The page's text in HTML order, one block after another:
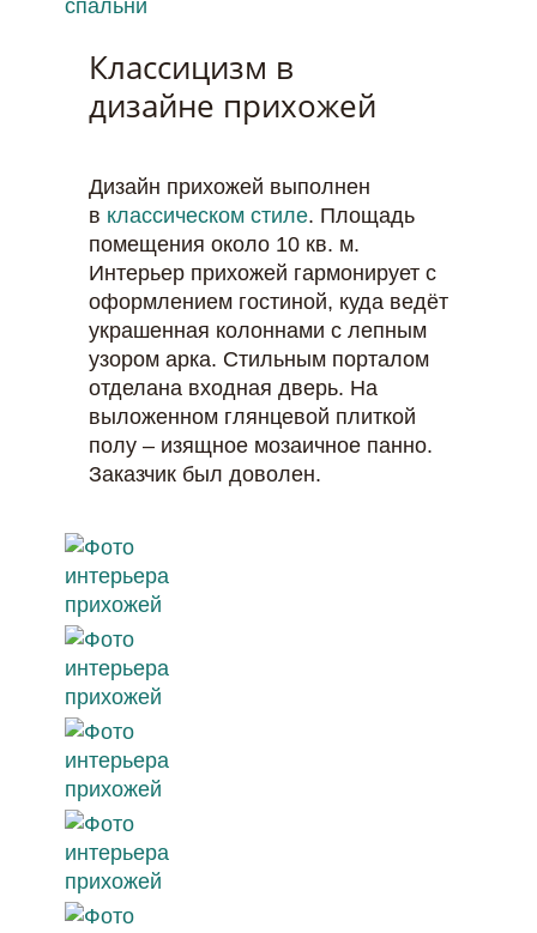
Классицизм в
дизайне прихожей
Дизайн прихожей выполнен
в классическом стиле. Площадь
помещения около 10 кв. м.
Интерьер прихожей гармонирует с
оформлением гостиной, куда ведёт
украшенная колоннами с лепным
узором арка. Стильным порталом
отделана входная дверь. На
выложенном глянцевой плиткой
полу – изящное мозаичное панно.
Заказчик был доволен.